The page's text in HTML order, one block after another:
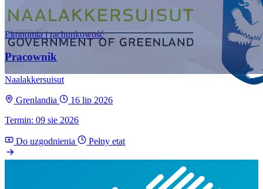
Ekonomia i rachunkowość
Pracownik
Naalakkersuisut
Grenlandia
16 lip 2026
Termin: 09 sie 2026
Do uzgodnienia Pełny etat